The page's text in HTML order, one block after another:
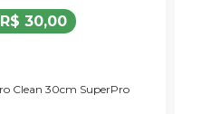
R$ 30,00
Clean 30cm SuperPro